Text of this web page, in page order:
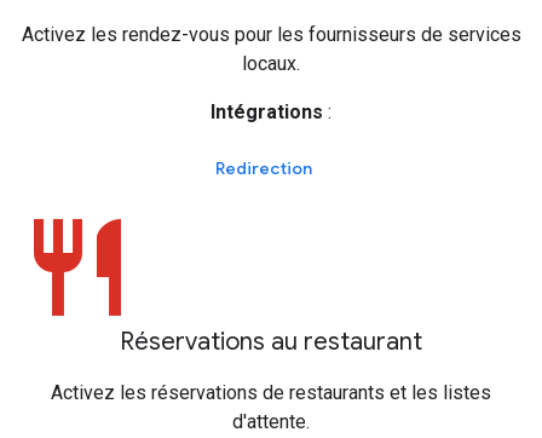
Activez les rendez-vous pour les fournisseurs de services
locaux.
Intégrations :
Redirection
restaurant
Réservations au restaurant
Activez les réservations de restaurants et les listes
d'attente.